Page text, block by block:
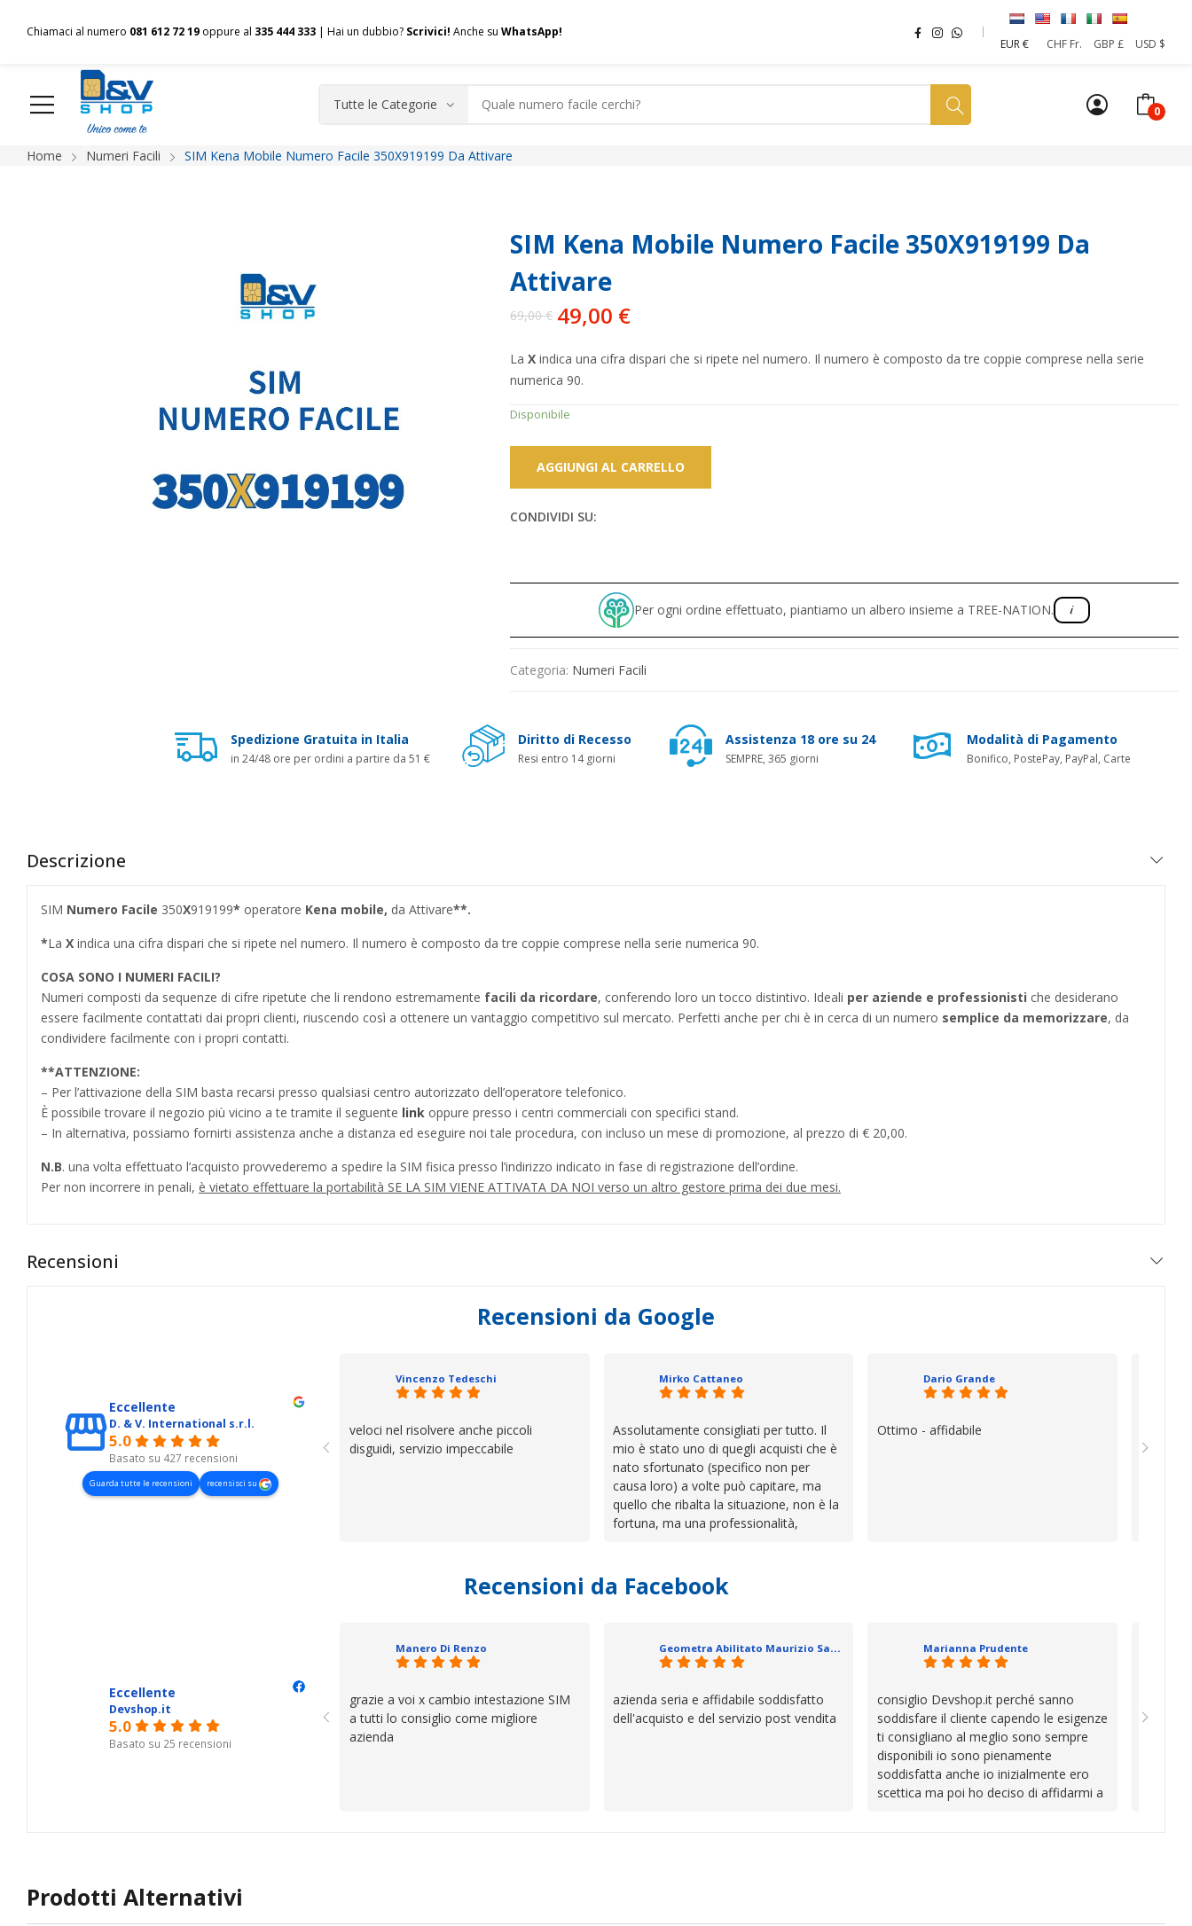
Chiamaci al numero 081 612 72 19 oppure al 335 444 333 | Hai un dubbio? Scrivici! Anche su WhatsApp!
EUR €
CHF Fr. GBP £ USD $
0
HOME Chi siamo Shop Spedizioni Pagamenti F.A.Q. Contatti
Home Numeri Facili SIM Kena Mobile Numero Facile 350X919199 Da Attivare
SIM Kena Mobile Numero Facile 350X919199 Da
Attivare
69,00€
Il
originale
era:
69,00 €.
49,00 €
Il
attuale
è:
49,00 €.
La X indica una cifra dispari che si ripete nel numero. Il numero è composto da tre coppie comprese nella serie
numerica 90.
Disponibile
AGGIUNGI AL CARRELLO
CONDIVIDI SU:
Per ogni ordine effettuato, piantiamo un albero insieme a TREE-NATION.
Categoria: Numeri Facili
Spedizione Gratuita in Italia
in 24/48 ore per ordini a partire da 51 €
Diritto di Recesso
Resi entro 14 giorni
Assistenza 18 ore su 24
SEMPRE, 365 giorni
Modalità di Pagamento
Bonifico, PostePay, PayPal, Carte
Descrizione
SIM Numero Facile 350X919199* operatore Kena mobile, da Attivare**.
*La X indica una cifra dispari che si ripete nel numero. Il numero è composto da tre coppie comprese nella serie numerica 90.
COSA SONO I NUMERI FACILI?
Numeri composti da sequenze di cifre ripetute che li rendono estremamente facili da ricordare, conferendo loro un tocco distintivo. Ideali per aziende e professionisti che desiderano
essere facilmente contattati dai propri clienti, riuscendo così a ottenere un vantaggio competitivo sul mercato. Perfetti anche per chi è in cerca di un numero semplice da memorizzare, da
condividere facilmente con i propri contatti.
**ATTENZIONE:
– Per l’attivazione della SIM basta recarsi presso qualsiasi centro autorizzato dell’operatore telefonico.
È possibile trovare il negozio più vicino a te tramite il seguente link oppure presso i centri commerciali con specifici stand.
– In alternativa, possiamo fornirti assistenza anche a distanza ed eseguire noi tale procedura, con incluso un mese di promozione, al prezzo di € 20,00.
N.B. una volta effettuato l’acquisto provvederemo a spedire la SIM fisica presso l’indirizzo indicato in fase di registrazione dell’ordine.
Per non incorrere in penali, è vietato effettuare la portabilità SE LA SIM VIENE ATTIVATA DA NOI verso un altro gestore prima dei due mesi.
Recensioni
Recensioni da Google
Eccellente
D. & V. International s.r.l.
5.0
Basato su 427 recensioni
Guarda tutte le recensioni recensisci su
Vincenzo Tedeschi
veloci nel risolvere anche piccoli
disguidi, servizio impeccabile
Mirko Cattaneo
Assolutamente consigliati per tutto. Il
mio è stato uno di quegli acquisti che è
nato sfortunato (specifico non per
causa loro) a volte può capitare, ma
quello che ribalta la situazione, non è la
fortuna, ma una professionalità,
cose. Be', io qui è proprio quello che ho
trovato, un atteggiamento che va oltre
se avete bisogno siete in ottime mani.
Dario Grande
Ottimo - affidabile
vera
Recensioni da Facebook
Eccellente
Devshop.it
5.0
Basato su 25 recensioni
Manero Di Renzo
grazie a voi x cambio intestazione SIM
a tutti lo consiglio come migliore
azienda
Geometra Abilitato Maurizio Sammartano
azienda seria e affidabile soddisfatto
dell'acquisto e del servizio post vendita
Marianna Prudente
consiglio Devshop.it perché sanno
soddisfare il cliente capendo le esigenze
ti consigliano al meglio sono sempre
disponibili io sono pienamente
soddisfatta anche io inizialmente ero
scettica ma poi ho deciso di affidarmi a
cambio
Prodotti Alternativi
è: